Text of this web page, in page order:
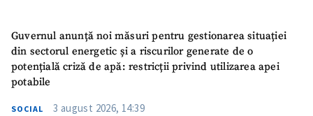
Guvernul anunță noi măsuri pentru gestionarea situației
din sectorul energetic și a riscurilor generate de o
potențială criză de apă: restricții privind utilizarea apei
potabile
SOCIAL 3 august 2026, 14:39